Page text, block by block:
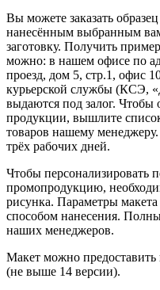
Вы можете заказать
нанесённым выбранным
заготовку. Получить
можно: в нашем офисе по
проезд, дом 5, стр.1, офис
курьерской службы (КСЭ,
выдаются под залог. Чтобы
продукции, вышлите
товаров нашему
трёх рабочих дней.
Чтобы персонализировать
промопродукцию,
рисунка. Параметры
способом нанесения.
наших менеджеров.
Макет можно
(не выше 14 версии).